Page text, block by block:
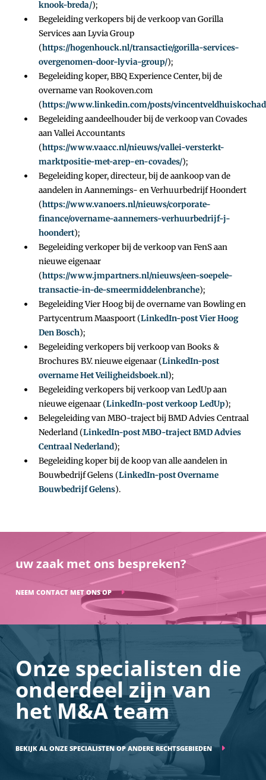
knook-breda/);
Begeleiding verkopers bij de verkoop van Gorilla
Services aan Lyvia Group
(https://hogenhouck.nl/transactie/gorilla-services-
overgenomen-door-lyvia-group/);
Begeleiding koper, BBQ Experience Center, bij de
overname van Rookoven.com
(https://www.linkedin.com/posts/
Begeleiding aandeelhouder bij de verkoop van Covades
aan Vallei Accountants
(https://www.vaacc.nl/nieuws/vallei-versterkt-
marktpositie-met-arep-en-covades/);
Begeleiding koper, directeur, bij de aankoop van de
aandelen in Aannemings- en Verhuurbedrijf Hoondert
(https://www.vanoers.nl/nieuws/corporate-
finance/overname-aannemers-verhuurbedrijf-j-
hoondert);
Begeleiding verkoper bij de verkoop van FenS aan
nieuwe eigenaar
(https://www.jmpartners.nl/nieuws/een-soepele-
transactie-in-de-smeermiddelenbranche);
Begeleiding Vier Hoog bij de overname van Bowling en
Partycentrum Maaspoort (LinkedIn-post Vier Hoog
Den Bosch);
Begeleiding verkopers bij verkoop van Books &
Brochures B.V. nieuwe eigenaar (LinkedIn-post
overname Het Veiligheidsboek.nl);
Begeleiding verkopers bij verkoop van LedUp aan
nieuwe eigenaar (LinkedIn-post verkoop LedUp);
Belegeleiding van MBO-traject bij BMD Advies Centraal
Nederland (LinkedIn-post MBO-traject BMD Advies
Centraal Nederland);
Begeleiding koper bij de koop van alle aandelen in
Bouwbedrijf Gelens (LinkedIn-post Overname
Bouwbedrijf Gelens).
uw zaak met ons bespreken?
NEEM CONTACT MET ONS OP
Onze specialisten die
onderdeel zijn van
het M&A team
BEKIJK AL ONZE SPECIALISTEN OP ANDERE RECHTSGEBIEDEN